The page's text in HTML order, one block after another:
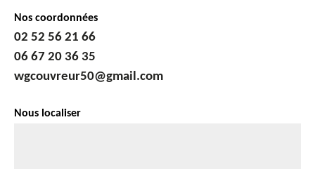
Nos coordonnées
02 52 56 21 66
06 67 20 36 35
wgcouvreur50@gmail.com
Nous localiser